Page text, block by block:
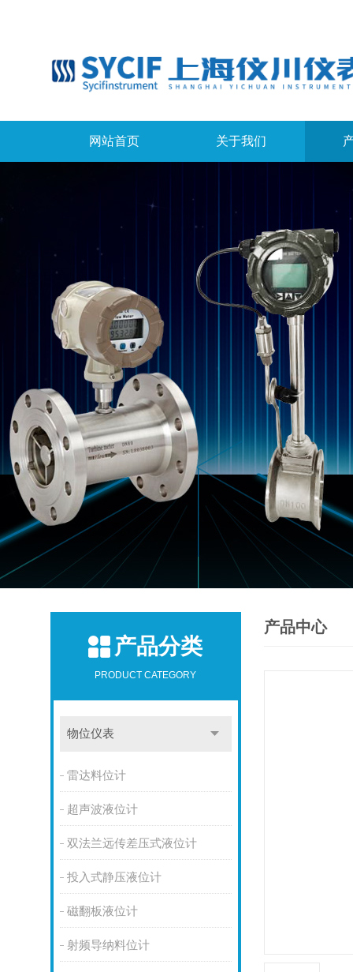
网站首页 关于我们
产品分类
PRODUCT CATEGORY
物位仪表
雷达料位计
超声波液位计
双法兰远传差压式液位计
投入式静压液位计
磁翻板液位计
射频导纳料位计
产品中心